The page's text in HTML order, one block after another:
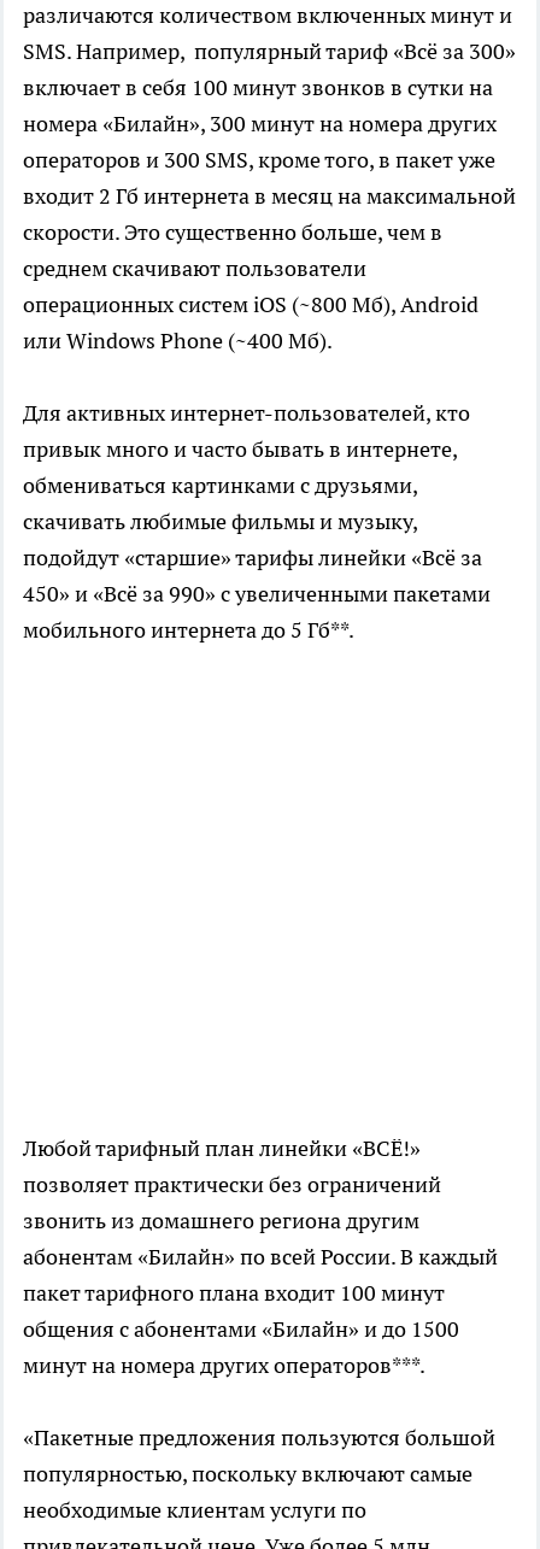
различаются количеством включенных минут и
SMS. Например, популярный тариф «Всё за 300»
включает в себя 100 минут звонков в сутки на
номера «Билайн», 300 минут на номера других
операторов и 300 SMS, кроме того, в пакет уже
входит 2 Гб интернета в месяц на максимальной
скорости. Это существенно больше, чем в
среднем скачивают пользователи
операционных систем iOS (~800 Мб), Android
или Windows Phone (~400 Мб).
Для активных интернет-пользователей, кто
привык много и часто бывать в интернете,
обмениваться картинками с друзьями,
скачивать любимые фильмы и музыку,
подойдут «старшие» тарифы линейки «Всё за
450» и «Всё за 990» с увеличенными пакетами
мобильного интернета до 5 Гб**.
Любой тарифный план линейки «ВСЁ!»
позволяет практически без ограничений
звонить из домашнего региона другим
абонентам «Билайн» по всей России. В каждый
пакет тарифного плана входит 100 минут
общения с абонентами «Билайн» и до 1500
минут на номера других операторов***.
«Пакетные предложения пользуются большой
популярностью, поскольку включают самые
необходимые клиентам услуги по